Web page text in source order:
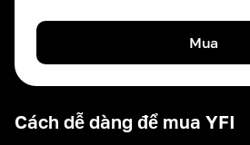
Cách dễ dàng để mua YFI
Mua